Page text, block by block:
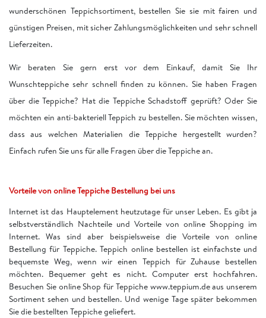
wunderschönen Teppichsortiment, bestellen Sie sie mit fairen und
günstigen Preisen, mit sicher Zahlungsmöglichkeiten und sehr schnell
Lieferzeiten.
Wir beraten Sie gern erst vor dem Einkauf, damit Sie Ihr
Wunschteppiche sehr schnell finden zu können. Sie haben Fragen
über die Teppiche? Hat die Teppiche Schadstoff geprüft? Oder Sie
möchten ein anti-bakteriell Teppich zu bestellen. Sie möchten wissen,
dass aus welchen Materialien die Teppiche hergestellt wurden?
Einfach rufen Sie uns für alle Fragen über die Teppiche an.
Vorteile von online Teppiche Bestellung bei uns
Internet ist das Hauptelement heutzutage für unser Leben. Es gibt ja
selbstverständlich Nachteile und Vorteile von online Shopping im
Internet. Was sind aber beispielsweise die Vorteile von online
Bestellung für Teppiche. Teppich online bestellen ist einfachste und
bequemste Weg, wenn wir einen Teppich für Zuhause bestellen
möchten. Bequemer geht es nicht. Computer erst hochfahren.
Besuchen Sie online Shop für Teppiche www.teppium.de aus unserem
Sortiment sehen und bestellen. Und wenige Tage später bekommen
Sie die bestellten Teppiche geliefert.